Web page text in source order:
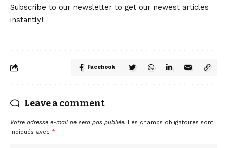
Subscribe to our newsletter to get our newest articles
instantly!
Facebook
Leave a comment
Votre adresse e-mail ne sera pas publiée. Les champs obligatoires sont
indiqués avec *